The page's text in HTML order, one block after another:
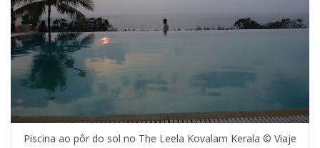
Piscina ao pôr do sol no The Leela Kovalam Kerala © Viaje